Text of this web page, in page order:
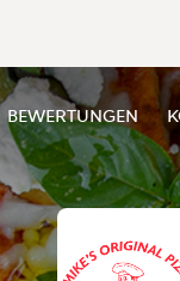
BEWERTUNGEN